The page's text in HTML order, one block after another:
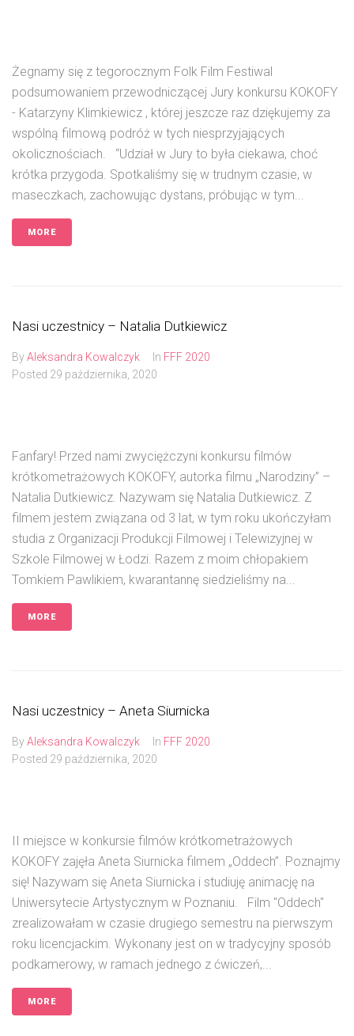
Żegnamy się z tegorocznym Folk Film Festiwal
podsumowaniem przewodniczącej Jury konkursu KOKOFY
- Katarzyny Klimkiewicz , której jeszcze raz dziękujemy za
wspólną filmową podróż w tych niesprzyjających
okolicznościach. “Udział w Jury to była ciekawa, choć
krótka przygoda. Spotkaliśmy się w trudnym czasie, w
maseczkach, zachowując dystans, próbując w tym...
MORE
Nasi uczestnicy – Natalia Dutkiewicz
ByAleksandra Kowalczyk In FFF 2020
Posted 29 października, 2020
Fanfary! Przed nami zwyciężczyni konkursu filmów
krótkometrażowych KOKOFY, autorka filmu „Narodziny” –
Natalia Dutkiewicz. Nazywam się Natalia Dutkiewicz. Z
filmem jestem związana od 3 lat, w tym roku ukończyłam
studia z Organizacji Produkcji Filmowej i Telewizyjnej w
Szkole Filmowej w Łodzi. Razem z moim chłopakiem
Tomkiem Pawlikiem, kwarantannę siedzieliśmy na...
MORE
Nasi uczestnicy – Aneta Siurnicka
ByAleksandra Kowalczyk In FFF 2020
Posted 29 października, 2020
II miejsce w konkursie filmów krótkometrażowych
KOKOFY zajęła Aneta Siurnicka filmem „Oddech”. Poznajmy
się! Nazywam się Aneta Siurnicka i studiuję animację na
Uniwersytecie Artystycznym w Poznaniu. Film "Oddech"
zrealizowałam w czasie drugiego semestru na pierwszym
roku licencjackim. Wykonany jest on w tradycyjny sposób
podkamerowy, w ramach jednego z ćwiczeń,...
MORE